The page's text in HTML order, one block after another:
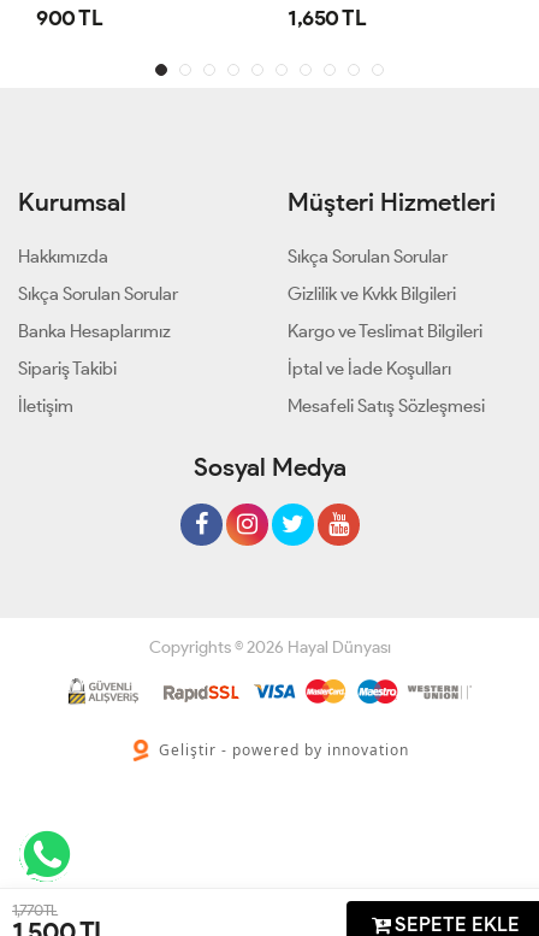
1,770 TL
SEPETE EKLE
900 TL 1,650 TL
Kurumsal
Hakkımızda
Sıkça Sorulan Sorular
Banka Hesaplarımız
Sipariş Takibi
İletişim
Müşteri Hizmetleri
Sıkça Sorulan Sorular
Gizlilik ve Kvkk Bilgileri
Kargo ve Teslimat Bilgileri
İptal ve İade Koşulları
Mesafeli Satış Sözleşmesi
Sosyal Medya
Copyrights © 2026 Hayal Dünyası
Geliştir - powered by innovation